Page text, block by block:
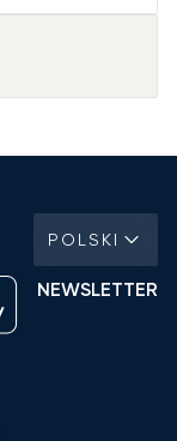
POLSKI
NEWSLETTER